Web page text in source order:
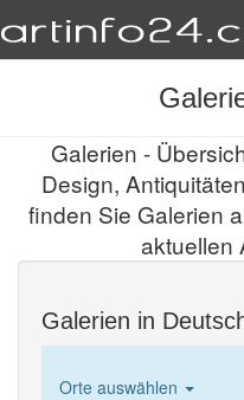
Galerien -
Design,
finden Sie Galerien
aktuellen
Galerien in
Orte auswählen